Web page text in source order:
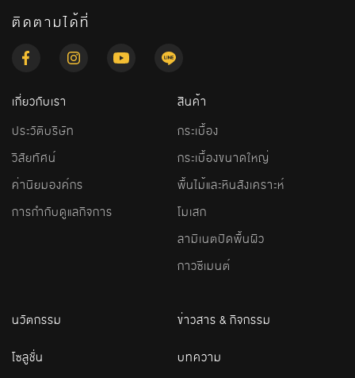
ติดตามได้ที่
เกี่ยวกับเรา
ประวัติบริษัท
วิสัยทัศน์
ค่านิยมองค์กร
การกำกับดูแลกิจการ
สินค้า
กระเบื้อง
กระเบื้องขนาดใหญ่
พื้นไม้และหินสังเคราะห์
โมเสก
ลามิเนตปิดพื้นผิว
กาวซีเมนต์
นวัตกรรม
โซลูชั่น
ข่าวสาร & กิจกรรม
บทความ